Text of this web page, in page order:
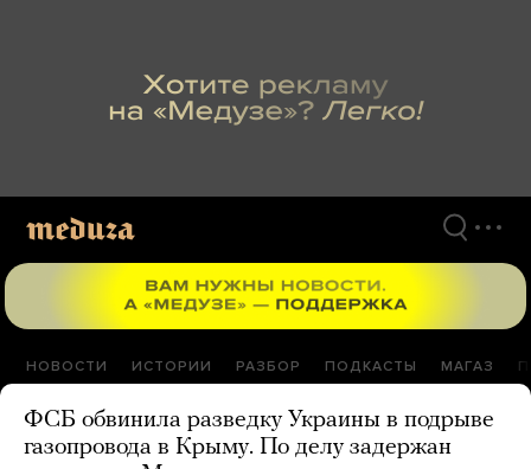
НОВОСТИ ИСТОРИИ РАЗБОР ПОДКАСТЫ МАГАЗ
ФСБ обвинила разведку Украины в подрыве
газопровода в Крыму. По делу задержан